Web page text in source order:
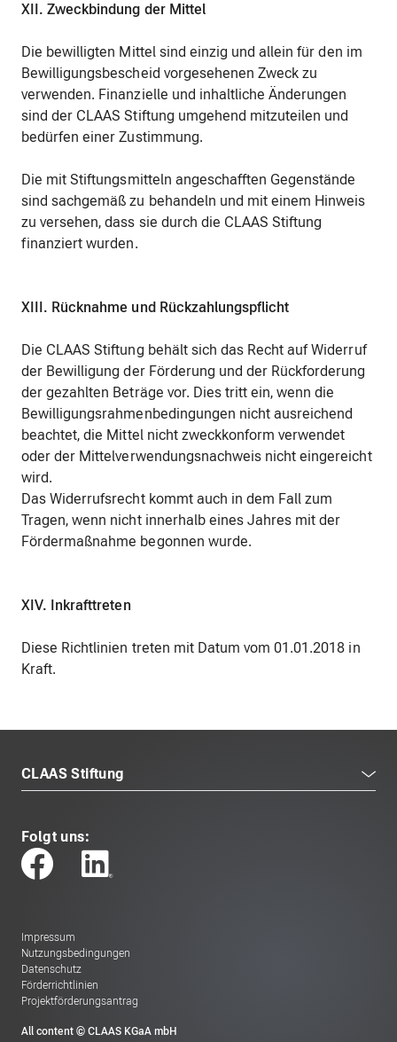
XII. Zweckbindung der Mittel
Die bewilligten Mittel sind einzig und allein für den im
Bewilligungsbescheid vorgesehenen Zweck zu
verwenden. Finanzielle und inhaltliche Änderungen
sind der CLAAS Stiftung umgehend mitzuteilen und
bedürfen einer Zustimmung.
Die mit Stiftungsmitteln angeschafften Gegenstände
sind sachgemäß zu behandeln und mit einem Hinweis
zu versehen, dass sie durch die CLAAS Stiftung
finanziert wurden.
XIII. Rücknahme und Rückzahlungspflicht
Die CLAAS Stiftung behält sich das Recht auf Widerruf
der Bewilligung der Förderung und der Rückforderung
der gezahlten Beträge vor. Dies tritt ein, wenn die
Bewilligungsrahmenbedingungen nicht ausreichend
beachtet, die Mittel nicht zweckkonform verwendet
oder der Mittelverwendungsnachweis nicht eingereicht
wird.
Das Widerrufsrecht kommt auch in dem Fall zum
Tragen, wenn nicht innerhalb eines Jahres mit der
Fördermaßnahme begonnen wurde.
XIV. Inkrafttreten
Diese Richtlinien treten mit Datum vom 01.01.2018 in
Kraft.
CLAAS Stiftung
Folgt uns:
Impressum
Nutzungsbedingungen
Datenschutz
Förderrichtlinien
Projektförderungsantrag
All content © CLAAS KGaA mbH